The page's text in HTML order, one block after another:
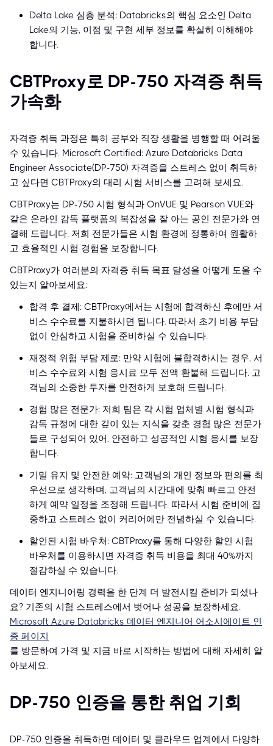
Delta Lake 심층 분석: Databricks의 핵심 요소인 Delta
Lake의 기능, 이점 및 구현 세부 정보를 확실히 이해해야
합니다.
CBTProxy로 DP-750 자격증 취득
가속화
자격증 취득 과정은 특히 공부와 직장 생활을 병행할 때 어려울
수 있습니다. Microsoft Certified: Azure Databricks Data
Engineer Associate(DP-750) 자격증을 스트레스 없이 취득하
고 싶다면 CBTProxy의 대리 시험 서비스를 고려해 보세요.
CBTProxy는 DP-750 시험 형식과 OnVUE 및 Pearson VUE와
같은 온라인 감독 플랫폼의 복잡성을 잘 아는 공인 전문가와 연
결해 드립니다. 저희 전문가들은 시험 환경에 정통하여 원활하
고 효율적인 시험 경험을 보장합니다.
CBTProxy가 여러분의 자격증 취득 목표 달성을 어떻게 도울 수
있는지 알아보세요:
합격 후 결제: CBTProxy에서는 시험에 합격하신 후에만 서
비스 수수료를 지불하시면 됩니다. 따라서 초기 비용 부담
없이 안심하고 시험을 준비하실 수 있습니다.
재정적 위험 부담 제로: 만약 시험에 불합격하시는 경우, 서
비스 수수료와 시험 응시료 모두 전액 환불해 드립니다. 고
객님의 소중한 투자를 안전하게 보호해 드립니다.
경험 많은 전문가: 저희 팀은 각 시험 업체별 시험 형식과
감독 규정에 대한 깊이 있는 지식을 갖춘 경험 많은 전문가
들로 구성되어 있어, 안전하고 성공적인 시험 응시를 보장
합니다.
기밀 유지 및 안전한 예약: 고객님의 개인 정보와 편의를 최
우선으로 생각하며, 고객님의 시간대에 맞춰 빠르고 안전
하게 예약 일정을 조정해 드립니다. 따라서 시험 준비에 집
중하고 스트레스 없이 커리어에만 전념하실 수 있습니다.
할인된 시험 바우처: CBTProxy를 통해 다양한 할인 시험
바우처를 이용하시면 자격증 취득 비용을 최대 40%까지
절감하실 수 있습니다.
데이터 엔지니어링 경력을 한 단계 더 발전시킬 준비가 되셨나
요? 기존의 시험 스트레스에서 벗어나 성공을 보장하세요.
Microsoft Azure Databricks 데이터 엔지니어 어소시에이트 인
증 페이지
를 방문하여 가격 및 지금 바로 시작하는 방법에 대해 자세히 알
아보세요.
DP-750 인증을 통한 취업 기회
DP-750 인증을 취득하면 데이터 및 클라우드 업계에서 다양하